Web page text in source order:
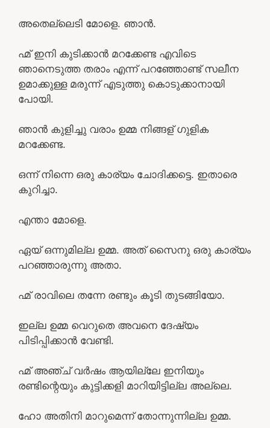
അതെല്ലെടി മോളെ. ഞാൻ.
ഹ്മ് ഇനി കുടിക്കാൻ മറക്കേണ്ട എവിടെ
ഞാനെടുത്ത തരാം എന്ന് പറഞ്ഞോണ്ട് സലീന
ഉമാക്കുള്ള മരുന്ന് എടുത്തു കൊടുക്കാനായി
പോയി.
ഞാൻ കുളിച്ചു വരാം ഉമ്മ നിങ്ങള് ഗുളിക
മറക്കേണ്ട.
ഒന്ന് നിന്നെ ഒരു കാര്യം ചോദിക്കട്ടെ. ഇതാരെ
കുറിച്ചാ.
എന്താ മോളെ.
ഏയ്‌ ഒന്നുമില്ല ഉമ്മ. അത് സൈനു ഒരു കാര്യം
പറഞ്ഞാരുന്നു അതാ.
ഹ്മ് രാവിലെ തന്നേ രണ്ടും കൂടി തുടങ്ങിയോ.
ഇല്ല ഉമ്മ വെറുതെ അവനെ ദേഷ്യം
പിടിപ്പിക്കാൻ വേണ്ടി.
ഹ്മ് അഞ്ച് വർഷം ആയില്ലേ ഇനിയും
രണ്ടിന്റെയും കുട്ടിക്കളി മാറിയിട്ടില്ല അല്ലെ.
ഹോ അതിനി മാറുമെന്ന് തോന്നുന്നില്ല ഉമ്മ.